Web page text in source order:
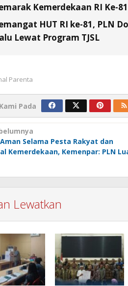
Kemerdekaan RI Ke-81
HUT RI ke-81, PLN
Lewat Program TJSL
Parenta
Pada
Selama Pesta Rakyat dan
Kemerdekaan, Kemenpar: PLN
Lewatkan